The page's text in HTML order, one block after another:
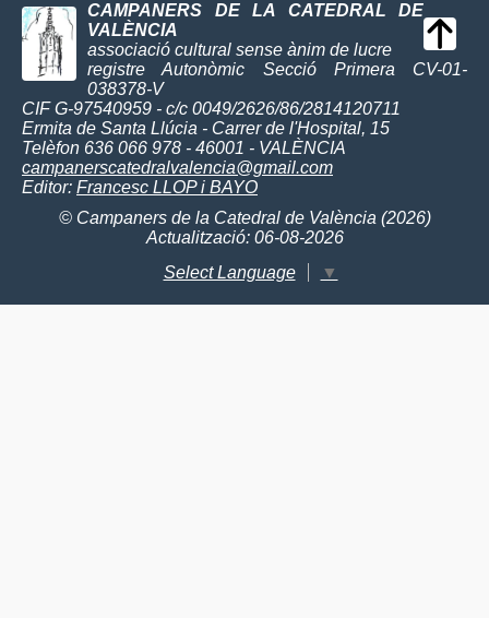
CAMPANERS DE LA CATEDRAL DE
VALÈNCIA
associació cultural sense ànim de lucre
registre Autonòmic Secció Primera CV-01-
038378-V
CIF G-97540959 - c/c 0049/2626/86/2814120711
Ermita de Santa Llúcia - Carrer de l'Hospital, 15
Telèfon 636 066 978 - 46001 - VALÈNCIA
campanerscatedralvalencia@gmail.com
Editor: Francesc LLOP i BAYO
© Campaners de la Catedral de València (2026)
Actualització: 06-08-2026
Select Language
▼